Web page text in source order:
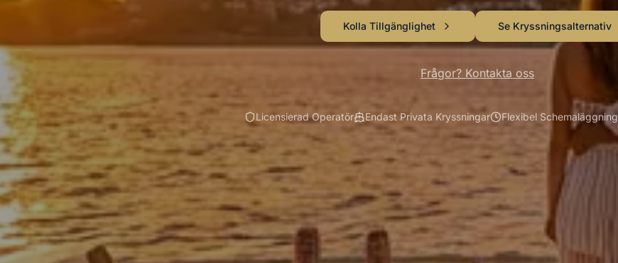
Kolla Tillgänglighet Se Kryssningsalternativ
Frågor? Kontakta oss
Licensierad Operatör Endast Privata Kryssningar Flexibel Schemaläggning